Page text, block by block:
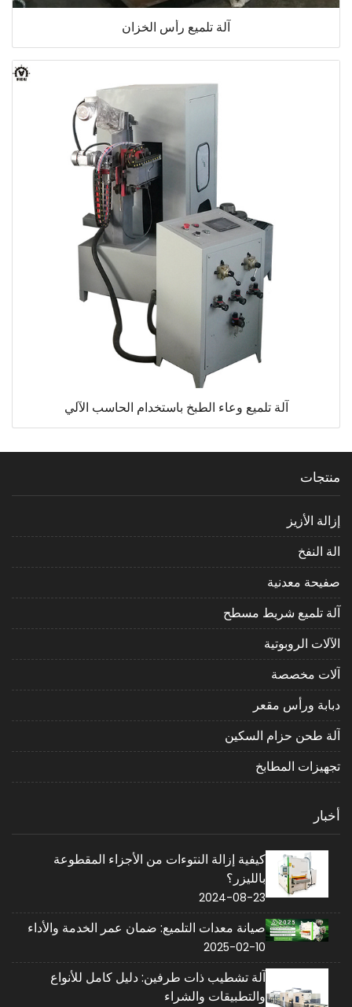
آلة تلميع رأس الخزان
آلة تلميع وعاء الطبخ باستخدام الحاسب الآلي
منتجات
إزالة الأزيز
الة النفخ
صفيحة معدنية
آلة تلميع شريط مسطح
الآلات الروبوتية
آلات مخصصة
دبابة ورأس مقعر
آلة طحن حزام السكين
تجهيزات المطابخ
أخبار
كيفية إزالة النتوءات من الأجزاء المقطوعة
بالليزر؟
2024-08-23
صيانة معدات التلميع: ضمان عمر الخدمة والأداء
2025-02-10
آلة تشطيب ذات طرفين: دليل كامل للأنواع
والتطبيقات والشراء